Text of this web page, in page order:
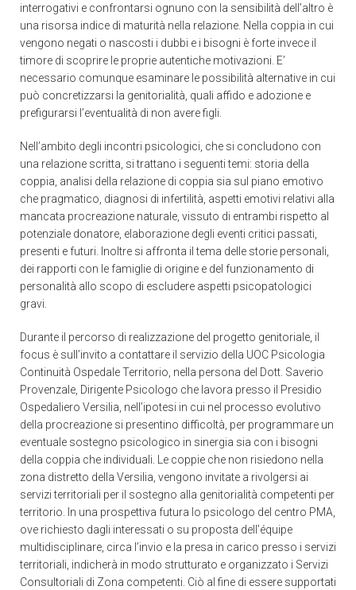
interrogativi e confrontarsi ognuno con la sensibilità dell’altro è
una risorsa indice di maturità nella relazione. Nella coppia in cui
vengono negati o nascosti i dubbi e i bisogni è forte invece il
timore di scoprire le proprie autentiche motivazioni. E’
necessario comunque esaminare le possibilità alternative in cui
può concretizzarsi la genitorialità, quali affido e adozione e
prefigurarsi l’eventualità di non avere figli.
Nell’ambito degli incontri psicologici, che si concludono con
una relazione scritta, si trattano i seguenti temi: storia della
coppia, analisi della relazione di coppia sia sul piano emotivo
che pragmatico, diagnosi di infertilità, aspetti emotivi relativi alla
mancata procreazione naturale, vissuto di entrambi rispetto al
potenziale donatore, elaborazione degli eventi critici passati,
presenti e futuri. Inoltre si affronta il tema delle storie personali,
dei rapporti con le famiglie di origine e del funzionamento di
personalità allo scopo di escludere aspetti psicopatologici
gravi.
Durante il percorso di realizzazione del progetto genitoriale, il
focus è sull’invito a contattare il servizio della UOC Psicologia
Continuità Ospedale Territorio, nella persona del Dott. Saverio
Provenzale, Dirigente Psicologo che lavora presso il Presidio
Ospedaliero Versilia, nell’ipotesi in cui nel processo evolutivo
della procreazione si presentino difficoltà, per programmare un
eventuale sostegno psicologico in sinergia sia con i bisogni
della coppia che individuali. Le coppie che non risiedono nella
zona distretto della Versilia, vengono invitate a rivolgersi ai
servizi territoriali per il sostegno alla genitorialità competenti per
territorio. In una prospettiva futura lo psicologo del centro PMA,
ove richiesto dagli interessati o su proposta dell’équipe
multidisciplinare, circa l’invio e la presa in carico presso i servizi
territoriali, indicherà in modo strutturato e organizzato i Servizi
Consultoriali di Zona competenti. Ciò al fine di essere supportati